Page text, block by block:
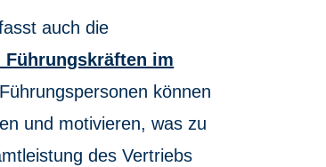
auch die
im
können
und motivieren, was zu
des Vertriebs